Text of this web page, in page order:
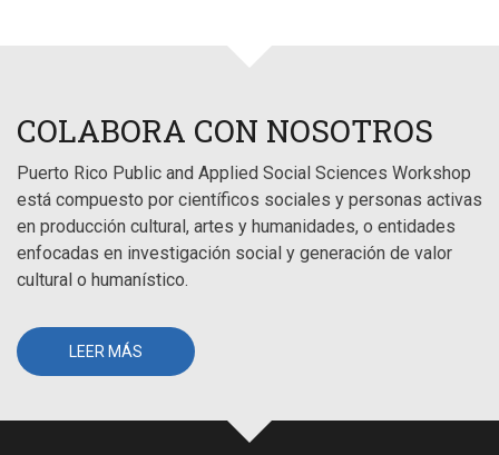
COLABORA CON NOSOTROS
Puerto Rico Public and Applied Social Sciences Workshop
está compuesto por científicos sociales y personas activas
en producción cultural, artes y humanidades, o entidades
enfocadas en investigación social y generación de valor
cultural o humanístico.
LEER MÁS